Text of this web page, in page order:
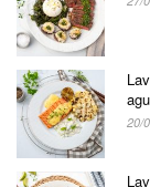
20/